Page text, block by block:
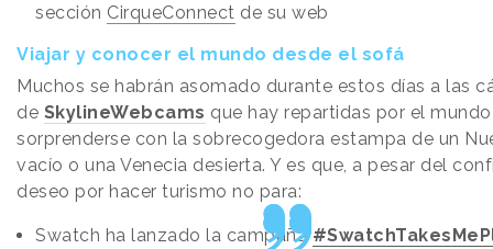
sección CirqueConnect de su web
Viajar y conocer el mundo desde el sofá
Muchos se habrán asomado durante estos días a las
de SkylineWebcams que hay repartidas por el
sorprenderse con la sobrecogedora estampa de un
vacío o una Venecia desierta. Y es que, a pesar del
deseo por hacer turismo no para:
Swatch ha lanzado la campaña